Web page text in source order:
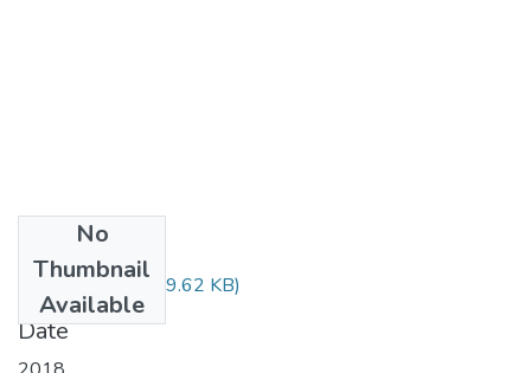
No
Thumbnail
Available
Audiovisual.pdf(29.62 KB)
Date